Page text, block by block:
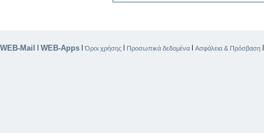
WEB-Mail | WEB-Apps |Όροι χρήσης | Προσωπικά δεδομένα | Ασφάλεια & Πρόσβαση